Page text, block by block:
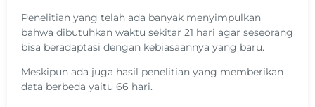
Penelitian yang telah ada banyak menyimpulkan
bahwa dibutuhkan waktu sekitar 21 hari agar seseorang
bisa beradaptasi dengan kebiasaannya yang baru.
Meskipun ada juga hasil penelitian yang memberikan
data berbeda yaitu 66 hari.